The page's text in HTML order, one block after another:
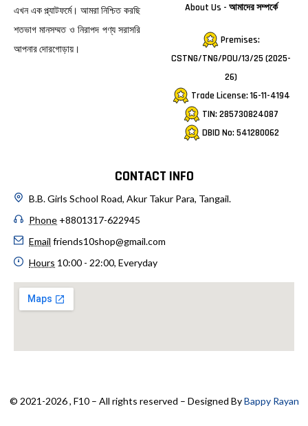
এখন এক প্ল্যাটফর্মে। আমরা নিশ্চিত করছি
শতভাগ মানসম্মত ও নিরাপদ পণ্য সরাসরি
আপনার দোরগোড়ায়।
About Us - আমাদের সম্পর্কে
Premises:
CSTNG/TNG/POU/13/25 (2025-
26)
Trade License: 16-11-4194
TIN: 285730824087
DBID No: 541280062
CONTACT INFO
B.B. Girls School Road, Akur Takur Para, Tangail.
Phone +8801317-622945
Email friends10shop@gmail.com
Hours 10:00 - 22:00, Everyday
© 2021-2026 , F10 – All rights reserved – Designed ByBappy Rayan